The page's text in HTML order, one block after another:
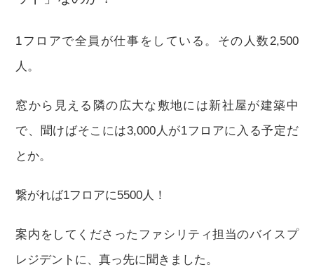
1フロアで全員が仕事をしている。その人数2,500
人。
窓から見える隣の広大な敷地には新社屋が建築中
で、聞けばそこには3,000人が1フロアに入る予定だ
とか。
繋がれば1フロアに5500人！
案内をしてくださったファシリティ担当のバイスプ
レジデントに、真っ先に聞きました。